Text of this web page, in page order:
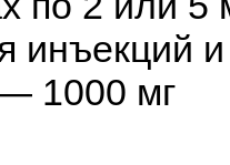
инъекций
1000 мг